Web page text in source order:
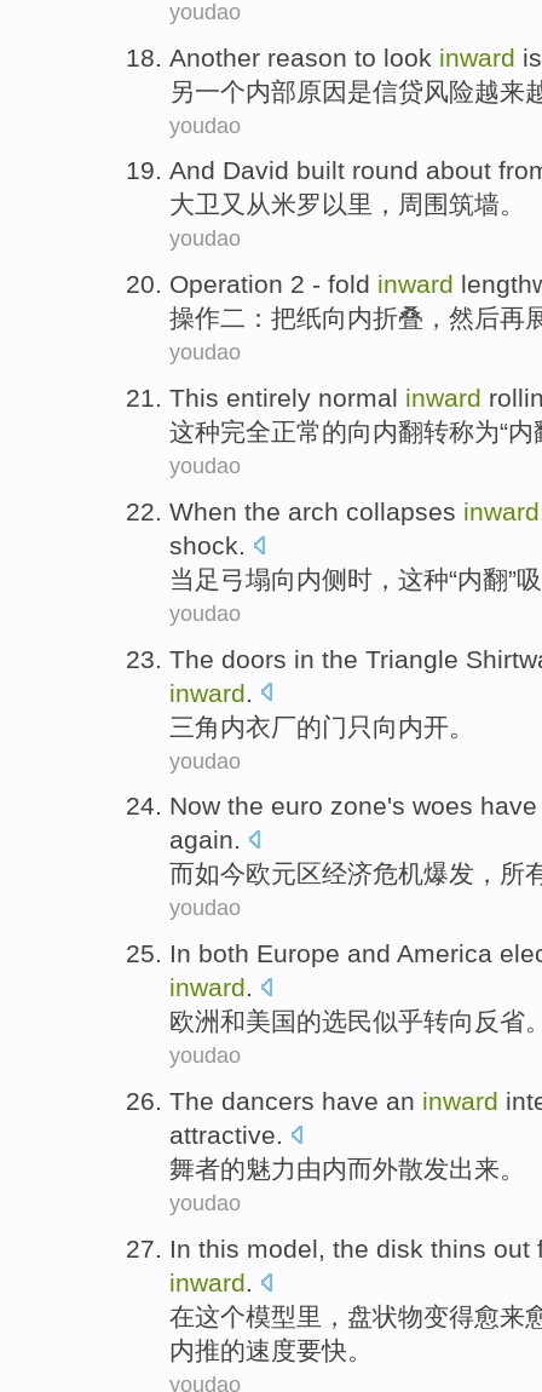
youdao
Another reason to look inward is
另一个内部原因是信贷风险越来
youdao
And David built round about
大卫 又 从米罗 以里，周围筑墙。
youdao
Operation 2 - fold inward
操作二 ： 把纸向内折叠， 然后再
youdao
This entirely normal inward
这种完全正常的向内翻转称为“内
youdao
When the arch collapses inward
shock.
当 足 弓塌向内侧 时， 这种“内翻”
youdao
The doors in the Triangle
inward
三角内衣厂的门 只 向内开。
youdao
Now the euro zone's woes
again.
而如今欧元区经济危机爆发，所
youdao
In both Europe and America
inward.
欧洲和美国的选民似乎转向 反省
youdao
The dancers have an inward
attractive.
舞者的魅力由内而外散发出来。
youdao
In this model, the disk thins out
inward.
在这个模型里， 盘状物变得愈来
内推的速度要快。
youdao